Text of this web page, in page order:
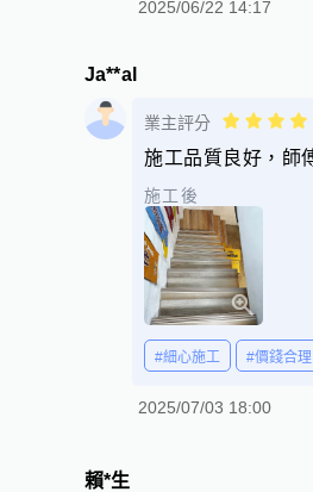
2025/06/22 14:17
Ja**al
業主評分
施工品質良好，師
施工後
#細心施工 #價錢合理
2025/07/03 18:00
賴*生